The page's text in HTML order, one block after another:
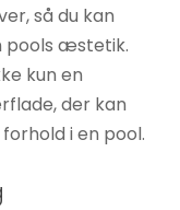
så du kan
pools æstetik.
kun en
der kan
i en pool.